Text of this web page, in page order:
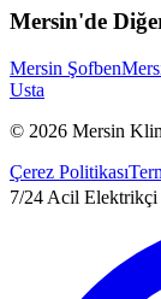
Mersin'de
Mersin Şofben
Usta
© 2026 Mersin
Çerez Politikası
7/24 Acil Elektrikçi